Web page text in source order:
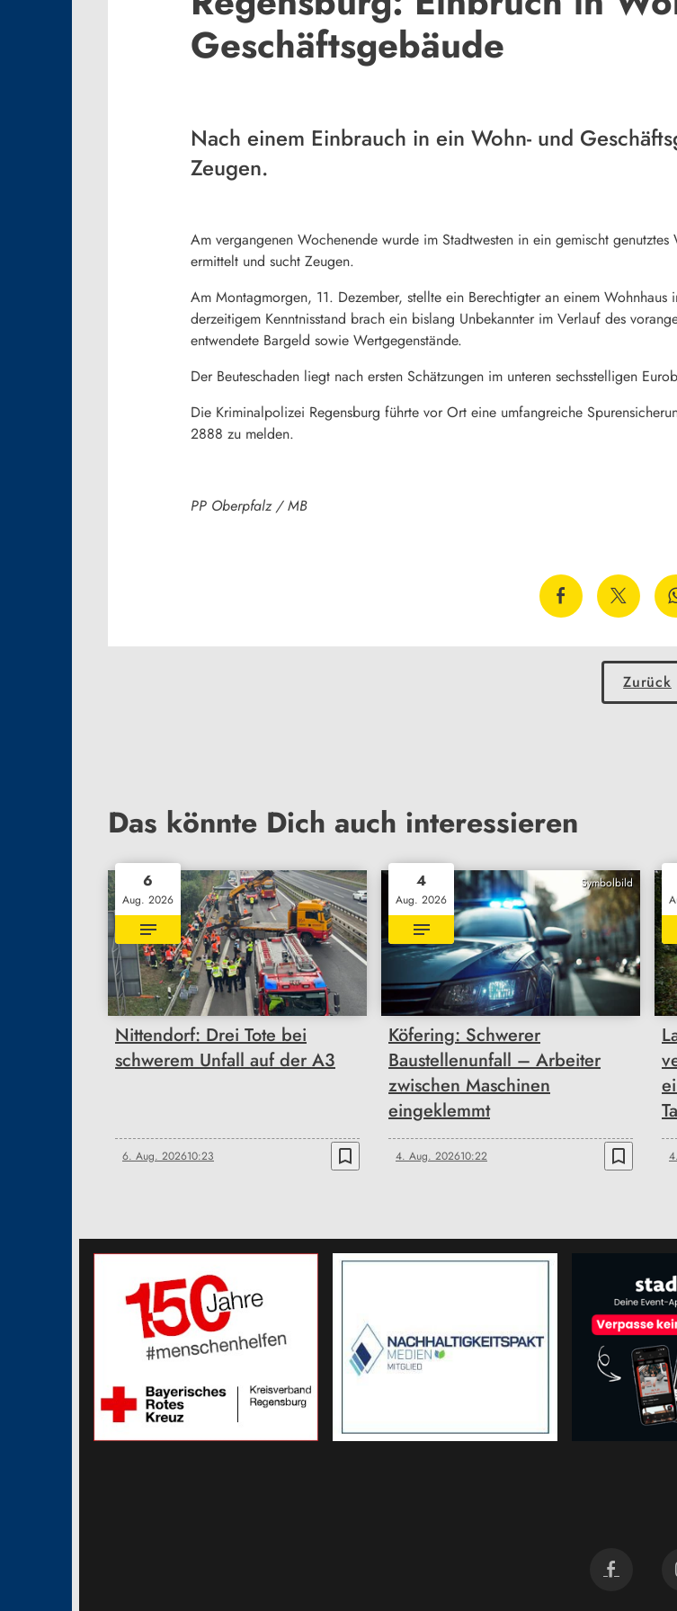
Geschäftsgebäude
Nach einem Einbrauch in ein Wohn- und
Zeugen.
Am vergangenen Wochenende wurde im Stadtwesten in ein gemischt
ermittelt und sucht Zeugen.
Am Montagmorgen, 11. Dezember, stellte ein Berechtigter an einem
derzeitigem Kenntnisstand brach ein bislang Unbekannter im Verlauf des
entwendete Bargeld sowie Wertgegenstände.
Der Beuteschaden liegt nach ersten Schätzungen im unteren sechsstelligen
Die Kriminalpolizei Regensburg führte vor Ort eine umfangreiche
2888 zu melden.
PP Oberpfalz / MB
Zurück
Das könnte Dich auch interessieren
6
Aug. 2026
Nittendorf: Drei Tote bei
schwerem Unfall auf der A3
6. Aug. 202610:23 bookmark_border
Symbolbild
4
Aug. 2026
Köfering: Schwerer
Baustellenunfall – Arbeiter
zwischen Maschinen
eingeklemmt
4. Aug. 202610:22 bookmark_border